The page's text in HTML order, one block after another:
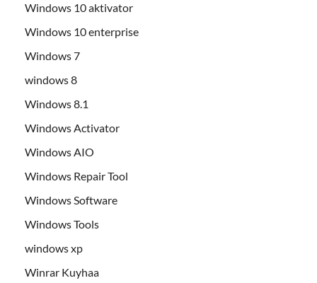
Windows 10 aktivator
Windows 10 enterprise
Windows 7
windows 8
Windows 8.1
Windows Activator
Windows AIO
Windows Repair Tool
Windows Software
Windows Tools
windows xp
Winrar Kuyhaa